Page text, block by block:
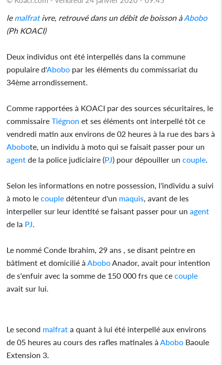
le malfrativre, retrouvé dans un débit de boisson àAbobo
(Ph KOACI)
Deux individus ont été interpellés dans la commune
populaire d'Abobo par les éléments du commissariat du
34ème arrondissement.
Comme rapportées à KOACI par des sources sécuritaires, le
commissaireTiégnon et ses éléments ont interpellé tôt ce
vendredi matin aux environs de 02 heures à la rue des bars à
Abobote, un individu à moto qui se faisait passer pour un
agent de la police judiciaire (PJ) pour dépouiller uncouple
Selon les informations en notre possession, l'individu a suivi
à moto lecouple détenteur d'un maquis , avant de les
interpeller sur leur identité se faisant passer pour unagent
de la PJ
Le nommé Conde Ibrahim, 29 ans , se disant peintre en
bâtiment et domicilié à Abobo Anador, avait pour intention
de s'enfuir avec la somme de 150 000 frs que cecouple
avait sur lui.
Le second malfrat a quant à lui été interpellé aux environs
de 05 heures au cours des rafles matinales à Abobo Baoule
Extension 3.